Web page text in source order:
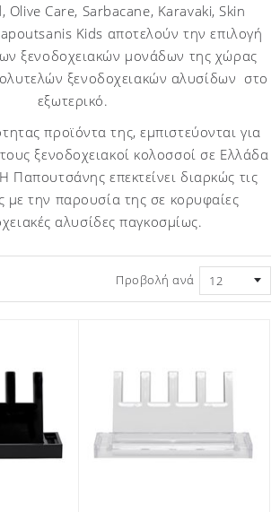
Olive Care, Sarbacane, Karavaki, Skin
Kids αποτελούν την επιλογή
ξενοδοχειακών μονάδων της χώρας
ξενοδοχειακών αλυσίδων στο
εξωτερικό.
προϊόντα της, εμπιστεύονται για
ξενοδοχειακοί κολοσσοί σε Ελλάδα
Παπουτσάνης επεκτείνει διαρκώς τις
με την παρουσία της σε κορυφαίες
αλυσίδες παγκοσμίως.
Προβολή ανά